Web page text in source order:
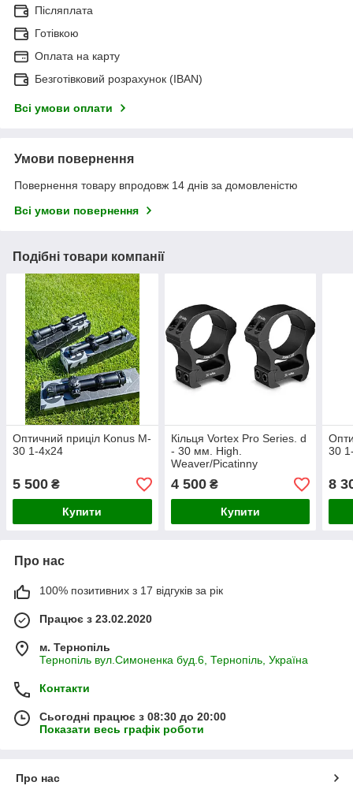
Післяплата
Готівкою
Оплата на карту
Безготівковий розрахунок (IBAN)
Всі умови оплати
Умови повернення
Повернення товару впродовж 14 днів за домовленістю
Всі умови повернення
Подібні товари компанії
Оптичний приціл Konus M-
30 1-4x24
5 500 ₴
Купити
Кільця Vortex Pro Series. d
- 30 мм. High.
Weaver/Picatinny
4 500₴
Купити
30
8
Про нас
100% позитивних з 17 відгуків за рік
Працює з 23.02.2020
м. Тернопіль
Тернопіль вул.Симоненка буд.6, Тернопіль, Україна
Контакти
Сьогодні працює з 08:30 до 20:00
Показати весь графік роботи
Про нас